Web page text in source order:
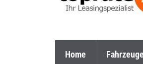
Home Fahrzeuge